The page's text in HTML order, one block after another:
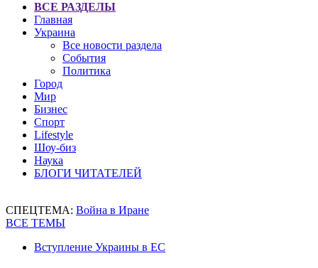
ВСЕ РАЗДЕЛЫ
Главная
Украина
Все новости раздела
События
Политика
Город
Мир
Бизнес
Спорт
Lifestyle
Шоу-биз
Наука
БЛОГИ ЧИТАТЕЛЕЙ
СПЕЦТЕМА: Война в Иране
ВСЕ ТЕМЫ
Вступление Украины в ЕС